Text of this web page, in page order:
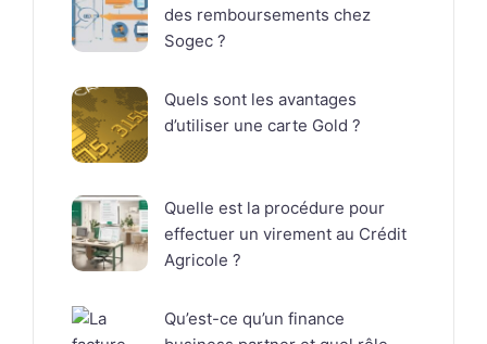
des remboursements chez
Sogec ?
Quels sont les avantages
d’utiliser une carte Gold ?
Quelle est la procédure pour
effectuer un virement au Crédit
Agricole ?
Qu’est-ce qu’un finance